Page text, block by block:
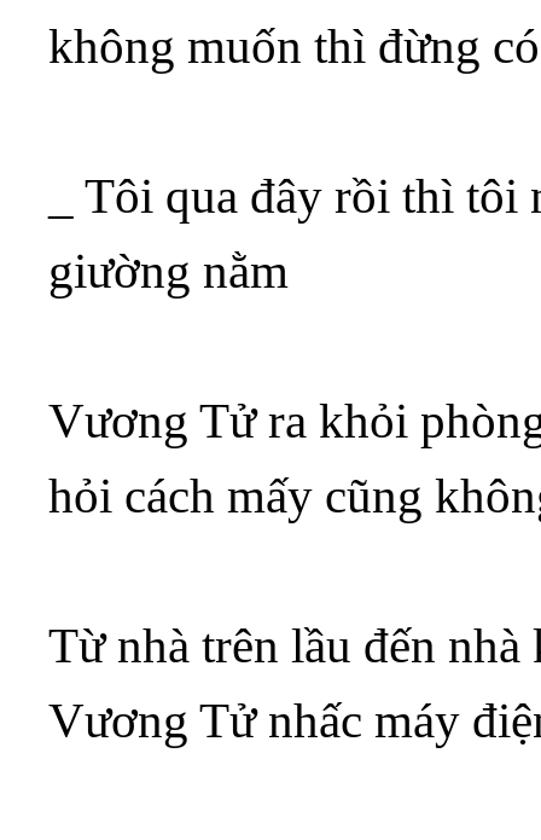
không muốn thì đừng
_ Tôi qua đây rồi thì
giường nằm
Vương Tử ra khỏi
hỏi cách mấy cũng
Từ nhà trên lầu đến nhà
Vương Tử nhấc máy